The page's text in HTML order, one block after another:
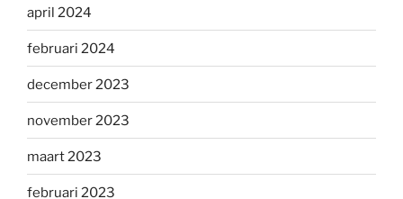
april 2024
februari 2024
december 2023
november 2023
maart 2023
februari 2023